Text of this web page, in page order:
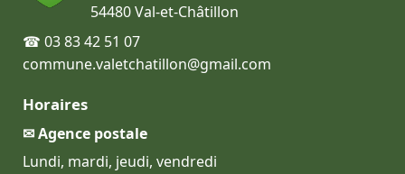
54480 Val-et-Châtillon
☎ 03 83 42 51 07
commune.valetchatillon@gmail.com
Horaires
✉ Agence postale
Lundi, mardi, jeudi, vendredi